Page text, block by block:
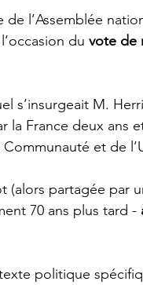
de l’Assemblée
du vote de
s’insurgeait M.
la France deux ans
et de
partagée par
70 ans plus tard -
politique